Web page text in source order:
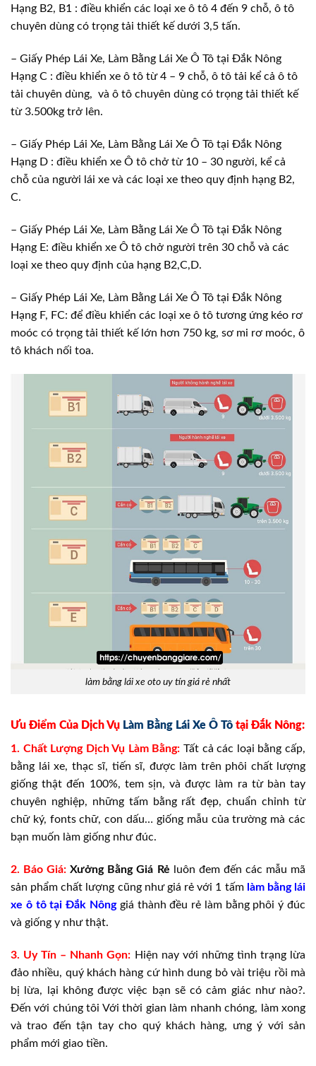
Hạng B2, B1 : điều khiển các loại xe ô tô 4 đến 9 chỗ, ô tô
chuyên dùng có trọng tải thiết kế dưới 3,5 tấn.
– Giấy Phép Lái Xe, Làm Bằng Lái Xe Ô Tô tại Đắk Nông
Hạng C : điều khiển xe ô tô từ 4 – 9 chỗ, ô tô tải kể cả ô tô
tải chuyên dùng, và ô tô chuyên dùng có trọng tải thiết kế
từ 3.500kg trở lên.
– Giấy Phép Lái Xe, Làm Bằng Lái Xe Ô Tô tại Đắk Nông
Hạng D : điều khiển xe Ô tô chở từ 10 – 30 người, kể cả
chỗ của người lái xe và các loại xe theo quy định hạng B2,
C.
– Giấy Phép Lái Xe, Làm Bằng Lái Xe Ô Tô tại Đắk Nông
Hạng E: điều khiển xe Ô tô chở người trên 30 chỗ và các
loại xe theo quy định của hạng B2,C,D.
– Giấy Phép Lái Xe, Làm Bằng Lái Xe Ô Tô tại Đắk Nông
Hạng F, FC: để điều khiển các loại xe ô tô tương ứng kéo rơ
moóc có trọng tải thiết kế lớn hơn 750 kg, sơ mi rơ moóc, ô
tô khách nối toa.
làm bằng lái xe oto uy tín giá rẻ nhất
Ưu Điểm Của Dịch Vụ Làm Bằng Lái Xe Ô Tô tại Đắk Nông:
1. Chất Lượng Dịch Vụ Làm Bằng:Tất cả các loại bằng cấp,
bằng lái xe, thạc sĩ, tiến sĩ, được làm trên phôi chất lượng
giống thật đến 100%, tem sịn, và được làm ra từ bàn tay
chuyên nghiệp, những tấm bằng rất đẹp, chuẩn chỉnh từ
chữ ký, fonts chữ, con dấu… giống mẫu của trường mà các
bạn muốn làm giống như đúc.
2. Báo Giá: Xưởng Bằng Giá Rẻ luôn đem đến các mẫu mã
sản phẩm chất lượng cũng như giá rẻ với 1 tấm làm bằng lái
xe ô tô tại Đắk Nônggiá thành đều rẻ làm bằng phôi ý đúc
và giống y như thật.
3. Uy Tín – Nhanh Gọn: Hiện nay với những tình trạng lừa
đảo nhiều, quý khách hàng cứ hình dung bỏ vài triệu rồi mà
bị lừa, lại không được việc bạn sẽ có cảm giác như nào?.
Đến với chúng tôi Với thời gian làm nhanh chóng, làm xong
và trao đến tận tay cho quý khách hàng, ưng ý với sản
phẩm mới giao tiền.